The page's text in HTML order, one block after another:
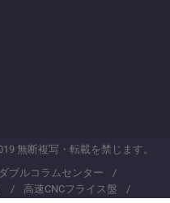
無断複写・転載を禁じます。
ブルコラムセンター
高速CNCフライス盤